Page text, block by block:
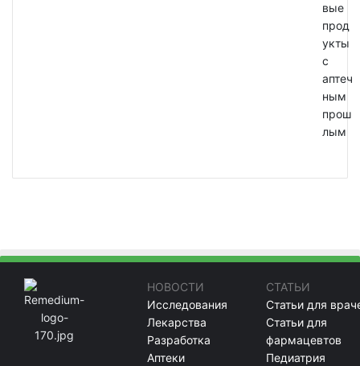
вые
прод
укты
с
аптеч
ным
прош
лым
НОВОСТИ
Исследования
Лекарства
Разработка
Аптеки
СТАТЬИ
Статьи для
Статьи для
фармацевтов
Педиатрия